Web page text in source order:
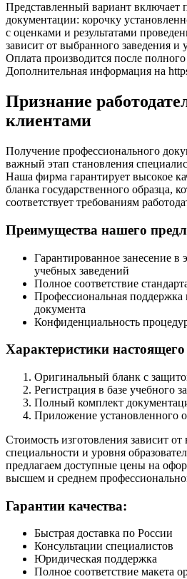
Представленный вариант включает
документации: корочку
с оценками и результатами
зависит от выбранного заведения и
Оплата производится после полного
Дополнительная информация на
Признание
клиентами
Получение профессионального
важный этап становления
Наша фирма гарантирует высокое
бланка государственного образца,
соответствует требованиям
Преимущества нашего
Гарантированное занесение в
учебных заведений
Полное соответствие
Профессиональная поддержка
документа
Конфиденциальность
Характеристики
Оригинальный бланк с
Регистрация в базе учебного
Полный комплект
Приложение установленного
Стоимость изготовления зависит
специальности и уровня
предлагаем доступные цены на
высшем и среднем
Гарантии качества:
Быстрая доставка по России
Консультации специалистов
Юридическая поддержка
Полное соответствие макета